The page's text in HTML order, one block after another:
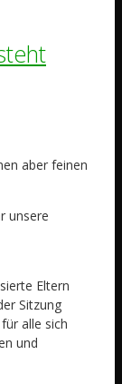
aber feinen
unsere
Eltern
Sitzung
alle sich
und